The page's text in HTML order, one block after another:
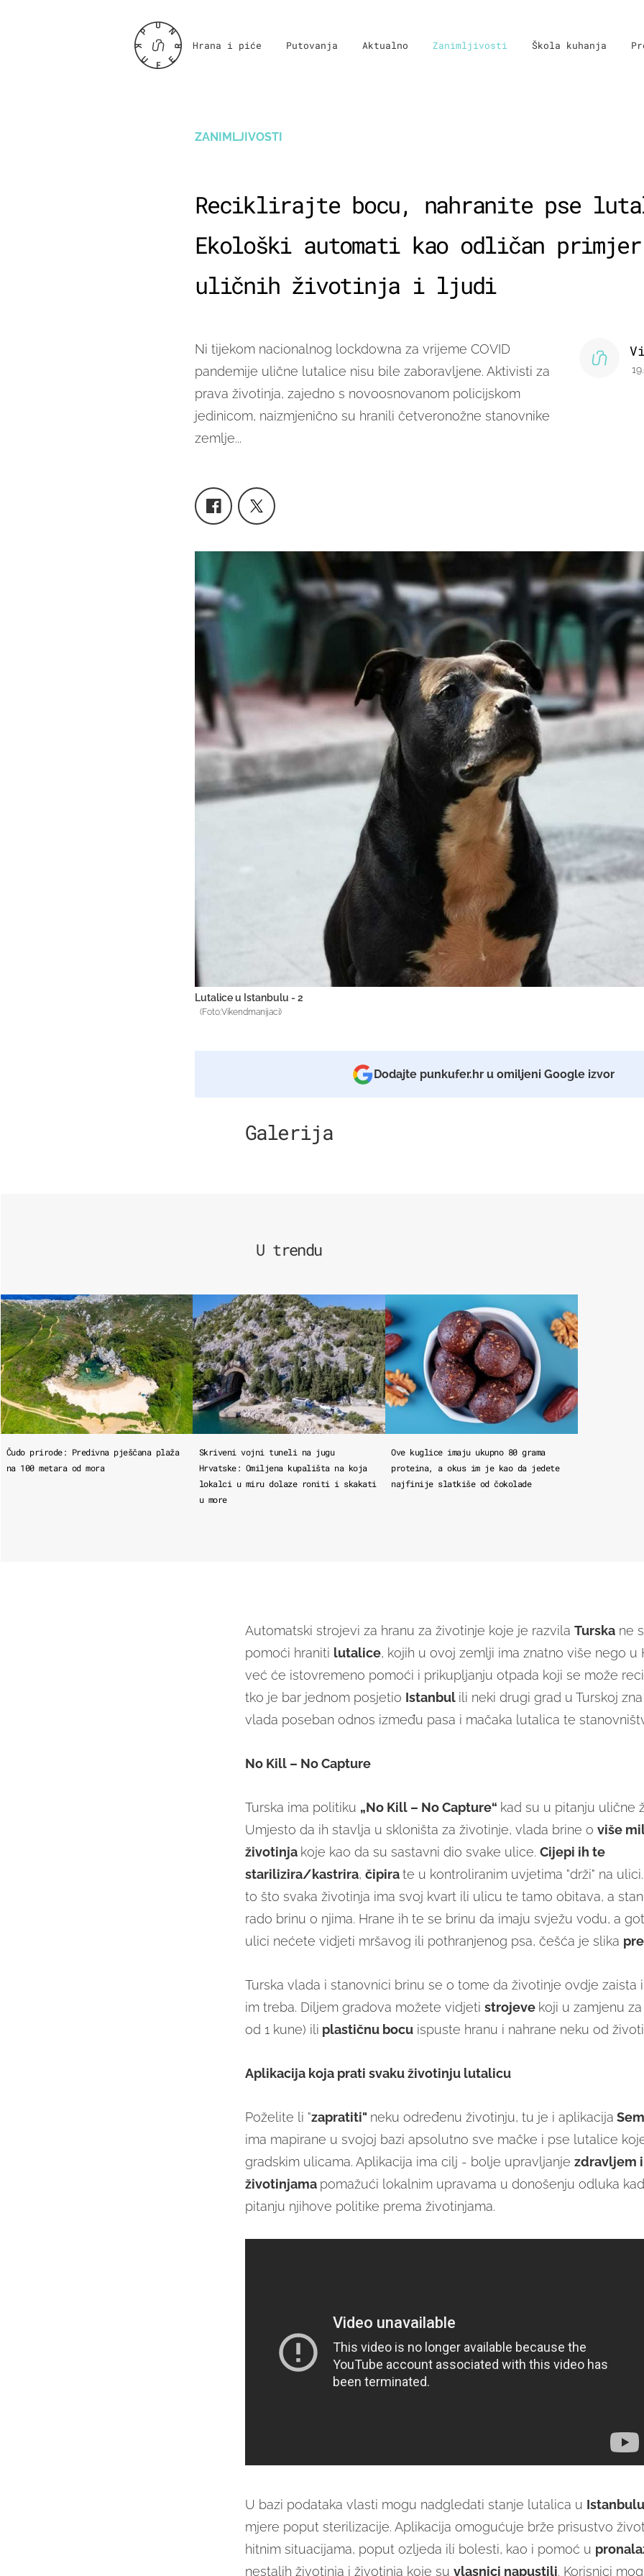
Hrana i piće Putovanja Aktualno Zanimljivosti Škola kuhanja
ZANIMLJIVOSTI
Reciklirajte bocu, nahranite pse
Ekološki automati kao odličan
uličnih životinja i ljudi
Ni tijekom nacionalnog lockdowna za vrijeme COVID
pandemije ulične lutalice nisu bile zaboravljene. Aktivisti za
prava životinja, zajedno s novoosnovanom policijskom
jedinicom, naizmjenično su hranili četveronožne stanovnike
zemlje...
Lutalice u Istanbulu - 2
(Foto:Vikendmanijaci)
Dodajte punkufer.hr u omiljeni Google izvor
Galerija
U trendu
Čudo prirode: Predivna pješčana plaža
na 100 metara od mora
Skriveni vojni tuneli na jugu
Hrvatske: Omiljena kupališta na koja
lokalci u miru dolaze roniti i skakati
u more
Ove kuglice imaju ukupno 80 grama
proteina, a okus im je kao da jedete
najfinije slatkiše od čokolade
Automatski strojevi za hranu za životinje koje je razvila Turskane
pomoći hraniti lutalice, kojih u ovoj zemlji ima znatno više nego u
već će istovremeno pomoći i prikupljanju otpada koji se može
tko je bar jednom posjetio Istanbul ili neki drugi grad u Turskoj
vlada poseban odnos između pasa i mačaka lutalica te
No Kill – No Capture
Turska ima politiku „No Kill – No Capture“ kad su u pitanju ulične
Umjesto da ih stavlja u skloništa za životinje, vlada brine o više
životinja koje kao da su sastavni dio svake ulice. Cijepi ih te
starilizira/kastrira, čipirate u kontroliranim uvjetima "drži" na
to što svaka životinja ima svoj kvart ili ulicu te tamo obitava, a
rado brinu o njima. Hrane ih te se brinu da imaju svježu vodu, a
ulici nećete vidjeti mršavog ili pothranjenog psa, češća je slika
Turska vlada i stanovnici brinu se o tome da životinje ovdje zaista
im treba. Diljem gradova možete vidjeti strojeve koji u zamjenu
od 1 kune) ili plastičnu bocuispuste hranu i nahrane neku od
Aplikacija koja prati svaku životinju lutalicu
Poželite li "zapratiti" neku određenu životinju, tu je i aplikacija
ima mapirane u svojoj bazi apsolutno sve mačke i pse lutalice
gradskim ulicama. Aplikacija ima cilj - bolje upravljanje zdravljem
životinjama pomažući lokalnim upravama u donošenju odluka
pitanju njihove politike prema životinjama.
U bazi podataka vlasti mogu nadgledati stanje lutalica u
mjere poput sterilizacije. Aplikacija omogućuje brže prisustvo
hitnim situacijama, poput ozljeda ili bolesti, kao i pomoć u
nestalih životinja i životinja koje su vlasnici napustili. Korisnici